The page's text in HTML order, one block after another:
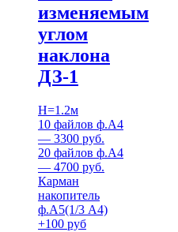
изменяемым
углом
наклона
ДЗ-1
H=1.2м
10 файлов ф.А4
— 3300 руб.
20 файлов ф.А4
— 4700 руб.
Карман
накопитель
ф.А5(1/3 А4)
+100 руб